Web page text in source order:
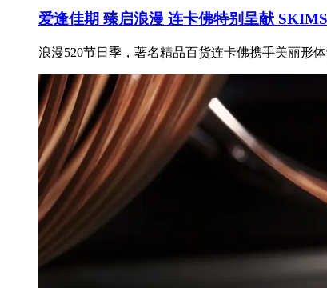
爱逢佳期 臻启浪漫 连卡佛特别呈献
浪漫520节日季，著名精品百货连卡佛携手美丽形